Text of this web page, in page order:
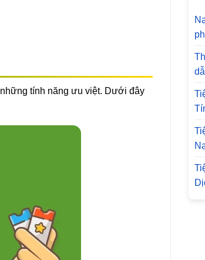
tính năng ưu việt. Dưới đây